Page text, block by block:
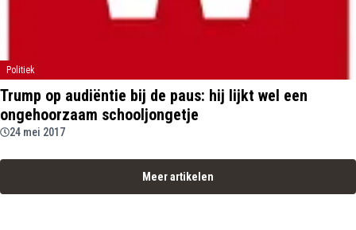
Politiek
Trump op audiëntie bij de paus: hij lijkt wel een
ongehoorzaam schooljongetje
24 mei 2017
Meer artikelen